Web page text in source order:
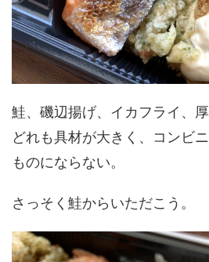
鮭、磯辺揚げ、イカフライ、厚
どれも具材が大きく、コンビ
ものにならない。
さっそく鮭からいただこう。